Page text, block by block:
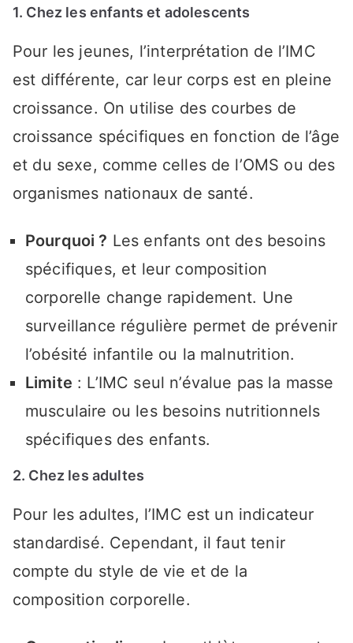
1. Chez les enfants et adolescents
Pour les jeunes, l’interprétation de l’IMC
est différente, car leur corps est en pleine
croissance. On utilise des courbes de
croissance spécifiques en fonction de l’âge
et du sexe, comme celles de l’OMS ou des
organismes nationaux de santé.
Pourquoi ? Les enfants ont des besoins
spécifiques, et leur composition
corporelle change rapidement. Une
surveillance régulière permet de prévenir
l’obésité infantile ou la malnutrition.
Limite : L’IMC seul n’évalue pas la masse
musculaire ou les besoins nutritionnels
spécifiques des enfants.
2. Chez les adultes
Pour les adultes, l’IMC est un indicateur
standardisé. Cependant, il faut tenir
compte du style de vie et de la
composition corporelle.